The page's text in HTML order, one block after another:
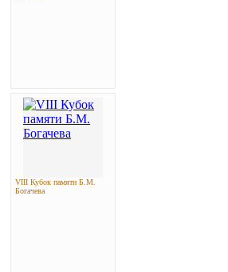
VIII Кубок памяти Б.М.
Богачева